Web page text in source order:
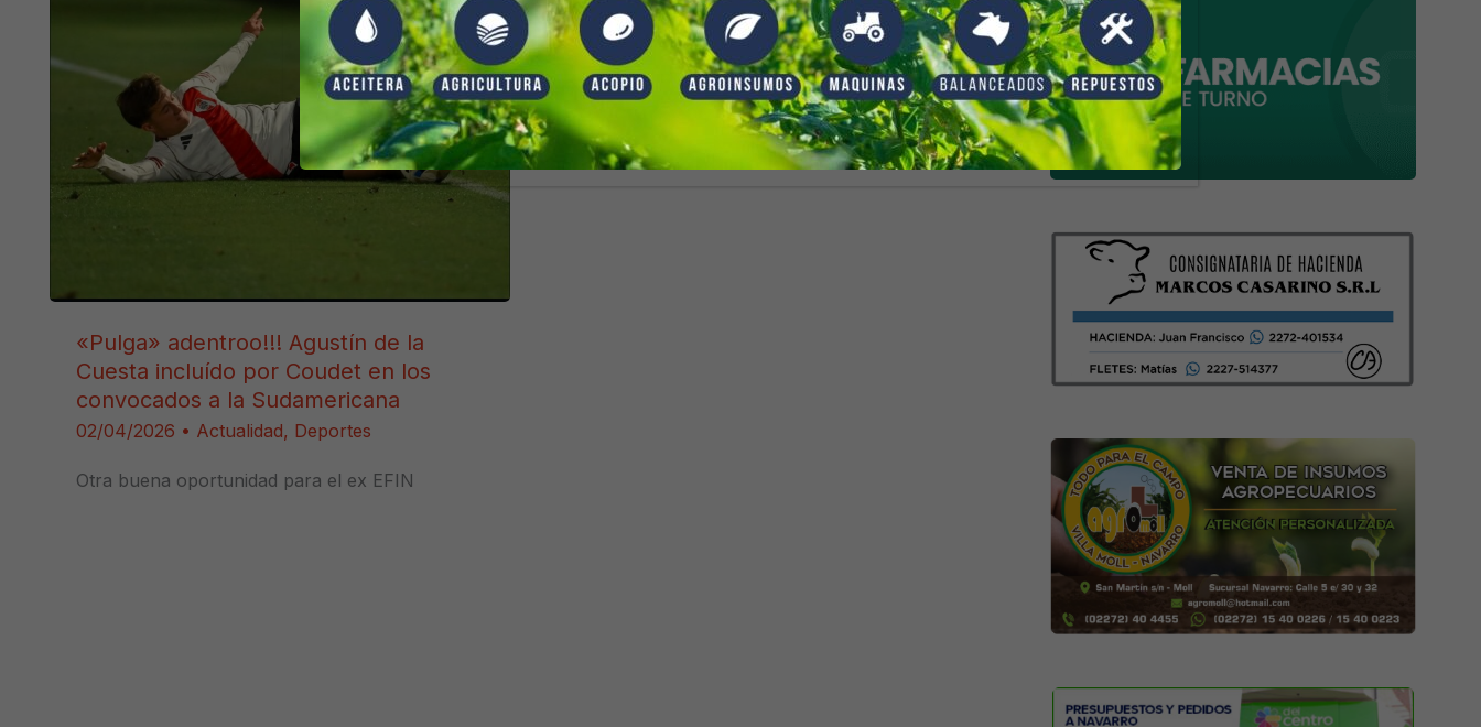
«Pulga» adentroo!!! Agustín de la
Cuesta incluído por Coudet en los
convocados a la Sudamericana
02/04/2026 • Actualidad, Deportes
Otra buena oportunidad para el ex EFIN